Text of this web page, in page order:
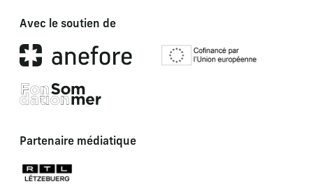
Avec le soutien de
Partenaire médiatique